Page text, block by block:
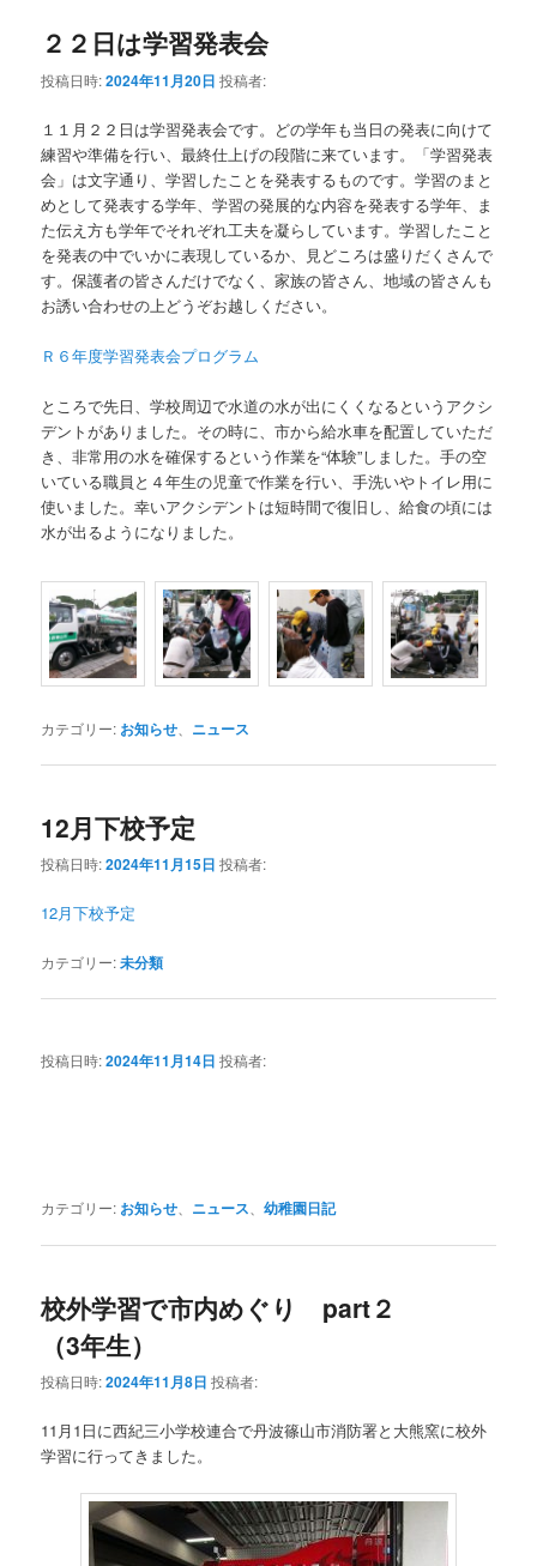
２２日は学習発表会
投稿日時:2024年11月20日 投稿者:
１１月２２日は学習発表会です。どの学年も当日の発表に向けて
練習や準備を行い、最終仕上げの段階に来ています。「学習発表
会」は文字通り、学習したことを発表するものです。学習のまと
めとして発表する学年、学習の発展的な内容を発表する学年、ま
た伝え方も学年でそれぞれ工夫を凝らしています。学習したこと
を発表の中でいかに表現しているか、見どころは盛りだくさんで
す。保護者の皆さんだけでなく、家族の皆さん、地域の皆さんも
お誘い合わせの上どうぞお越しください。
Ｒ６年度学習発表会プログラム
ところで先日、学校周辺で水道の水が出にくくなるというアクシ
デントがありました。その時に、市から給水車を配置していただ
き、非常用の水を確保するという作業を“体験”しました。手の空
いている職員と４年生の児童で作業を行い、手洗いやトイレ用に
使いました。幸いアクシデントは短時間で復旧し、給食の頃には
水が出るようになりました。
カテゴリー: お知らせ ニュース
12月下校予定
投稿日時:2024年11月15日 投稿者:
12月下校予定
カテゴリー:未分類
投稿日時:2024年11月14日 投稿者:
カテゴリー: お知らせ、 ニュース、幼稚園日記
校外学習で市内めぐり part２
（3年生）
投稿日時:2024年11月8日 投稿者:
11月1日に西紀三小学校連合で丹波篠山市消防署と大熊窯に校外
学習に行ってきました。